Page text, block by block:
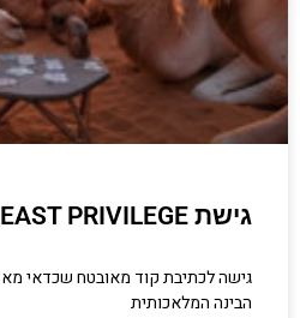
גישת LEAST PRIVILEGE
גישה לכתיבת קוד מאובטח שכדאי
הבינה המלאכותית